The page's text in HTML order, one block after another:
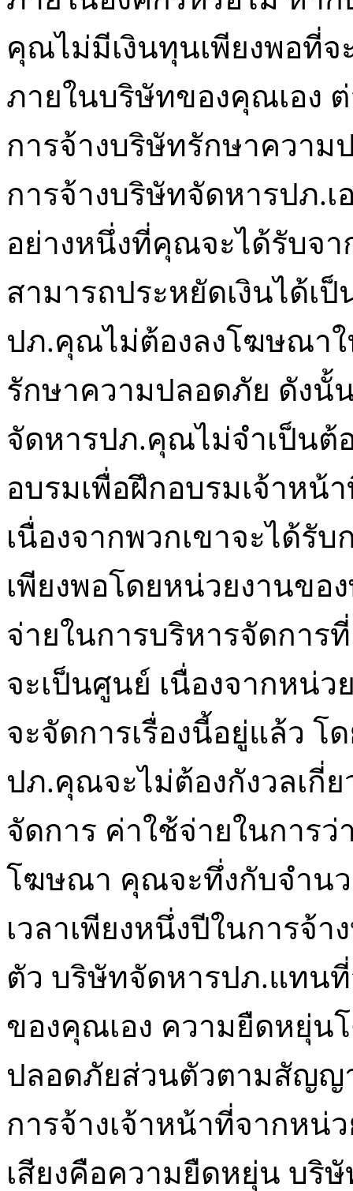
คุณไม่มีเงินทุนเพียงพอที่
ภายในบริษัทของคุณเอง
การจ้างบริษัทรักษาควา
การจ้างบริษัทจัดหารปภ.
อย่างหนึ่งที่คุณจะได้รับจ
สามารถประหยัดเงินได้เ
ปภ.คุณไม่ต้องลงโฆษณาใ
รักษาความปลอดภัย ดังนั้
จัดหารปภ.คุณไม่จำเป็นต้
อบรมเพื่อฝึกอบรมเจ้าห
เนื่องจากพวกเขาจะได้รั
เพียงพอโดยหน่วยงานขอ
จ่ายในการบริหารจัดการ
จะเป็นศูนย์ เนื่องจากหน่
จะจัดการเรื่องนี้อยู่แล้ว
ปภ.คุณจะไม่ต้องกังวลเกี่
จัดการ ค่าใช้จ่ายในการ
โฆษณา คุณจะทึ่งกับจำน
เวลาเพียงหนึ่งปีในการจ้
ตัว บริษัทจัดหารปภ.แทน
ของคุณเอง ความยืดหยุ่น
ปลอดภัยส่วนตัวตามสัญญ
การจ้างเจ้าหน้าที่จากห
เสียงคือความยืดหยุ่น บริ